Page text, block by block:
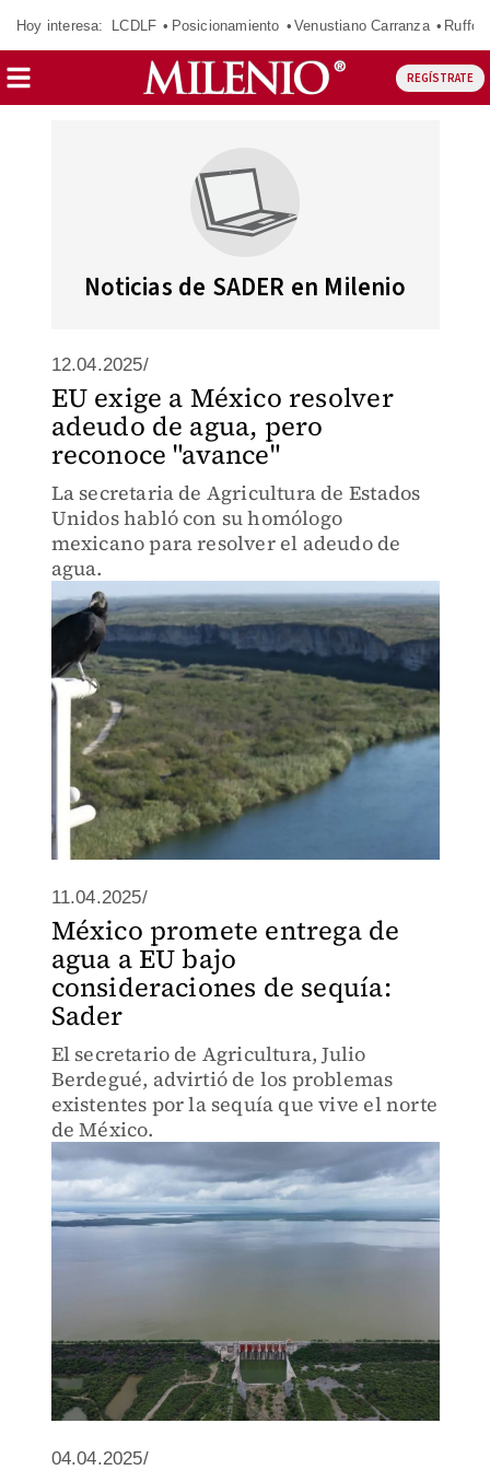
Hoy interesa: LCDLF Posicionamiento Venustiano Carranza Ruffo
REGÍSTRATE
Noticias de SADER en Milenio
12.04.2025/
EU exige a México resolver
adeudo de agua, pero
reconoce "avance"
La secretaria de Agricultura de Estados
Unidos habló con su homólogo
mexicano para resolver el adeudo de
agua.
11.04.2025/
México promete entrega de
agua a EU bajo
consideraciones de sequía:
Sader
El secretario de Agricultura, Julio
Berdegué, advirtió de los problemas
existentes por la sequía que vive el norte
de México.
04.04.2025/